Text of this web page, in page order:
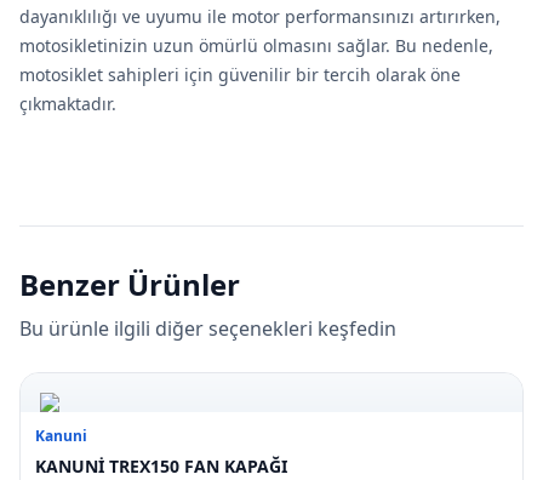
dayanıklılığı ve uyumu ile motor performansınızı artırırken,
motosikletinizin uzun ömürlü olmasını sağlar. Bu nedenle,
motosiklet sahipleri için güvenilir bir tercih olarak öne
çıkmaktadır.
Benzer Ürünler
Bu ürünle ilgili diğer seçenekleri keşfedin
Kanuni
KANUNİ TREX150 FAN KAPAĞI